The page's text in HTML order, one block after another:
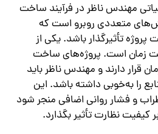
مهندس ناظر در فرآیند ساخت
متعددی روبرو است که
تأثیرگذار باشد. یکی از
زمان است. پروژه‌های ساخت
قرار دارند و مهندس ناظر باید
را به‌خوبی داشته باشد. این
و فشار روانی اضافی منجر شود
نظارت تأثیر بگذارد.